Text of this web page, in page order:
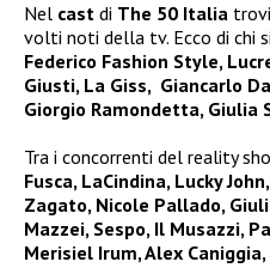
Nel cast di The 50 Italia
volti noti della tv. Ecco di chi
Federico Fashion Style,
Giusti, La Giss, Giancarlo
Giorgio Ramondetta, Giulia
Tra i concorrenti del reality
Fusca, LaCindina, Lucky
Zagato, Nicole Pallado,
Mazzei, Sespo, Il Musazzi,
Merisiel Irum, Alex